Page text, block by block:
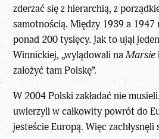
zderzać się z hierarchią, z
samotnością. Między 1939 a 1947
ponad 200 tysięcy. Jak to ujął
Winnickiej, „wylądowali naMarsie
założyć tam Polskę”.
W 2004 Polski zakładać nie
uwierzyli w całkowity powrót do
jesteście Europą. Więc zachłysnęli